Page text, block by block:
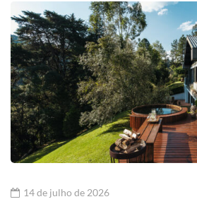
14 de julho de 2026